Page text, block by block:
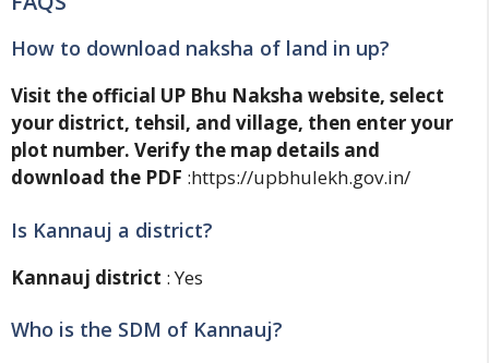
How to download naksha of land in up?
Visit the official UP Bhu Naksha website, select
your district, tehsil, and village, then enter your
plot number. Verify the map details and
download the PDF :https://upbhulekh.gov.in/
Is Kannauj a district?
Kannauj district : Yes
Who is the SDM of Kannauj?